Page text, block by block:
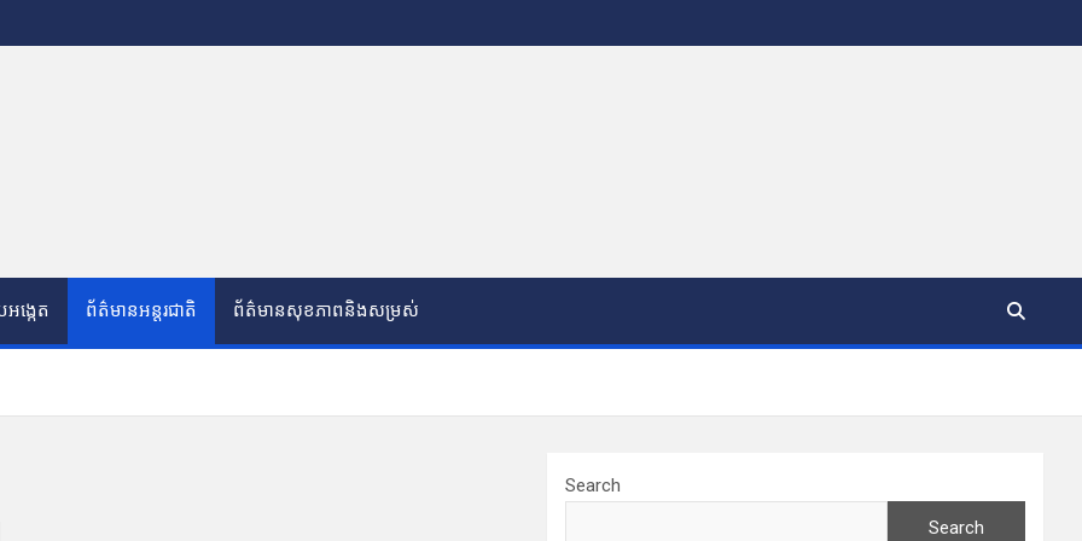
ង្កេត ព័ត៌មានអន្តរជាតិ ព័ត៌មានសុខភាពនិងសម្រស់
Search
Search